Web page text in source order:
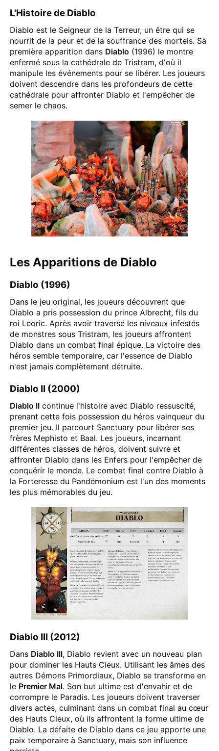
L'Histoire de Diablo
Diablo est le Seigneur de la Terreur, un être qui se
nourrit de la peur et de la souffrance des mortels. Sa
première apparition dans Diablo (1996) le montre
enfermé sous la cathédrale de Tristram, d'où il
manipule les événements pour se libérer. Les joueurs
doivent descendre dans les profondeurs de cette
cathédrale pour affronter Diablo et l'empêcher de
semer le chaos.
Les Apparitions de Diablo
Diablo (1996)
Dans le jeu original, les joueurs découvrent que
Diablo a pris possession du prince Albrecht, fils du
roi Leoric. Après avoir traversé les niveaux infestés
de monstres sous Tristram, les joueurs affrontent
Diablo dans un combat final épique. La victoire des
héros semble temporaire, car l'essence de Diablo
n'est jamais complètement détruite​.
Diablo II (2000)
Diablo II continue l'histoire avec Diablo ressuscité,
prenant cette fois possession du héros vainqueur du
premier jeu. Il parcourt Sanctuary pour libérer ses
frères Mephisto et Baal. Les joueurs, incarnant
différentes classes de héros, doivent suivre et
affronter Diablo dans les Enfers pour l'empêcher de
conquérir le monde. Le combat final contre Diablo à
la Forteresse du Pandémonium est l'un des moments
les plus mémorables du jeu​.
Diablo III (2012)
Dans Diablo III, Diablo revient avec un nouveau plan
pour dominer les Hauts Cieux. Utilisant les âmes des
autres Démons Primordiaux, Diablo se transforme en
le Premier Mal. Son but ultime est d'envahir et de
corrompre le Paradis. Les joueurs doivent traverser
divers actes, culminant dans un combat final au cœur
des Hauts Cieux, où ils affrontent la forme ultime de
Diablo. La défaite de Diablo dans ce jeu apporte une
paix temporaire à Sanctuary, mais son influence